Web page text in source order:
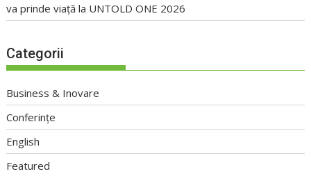
va prinde viață la UNTOLD ONE 2026
Categorii
Business & Inovare
Conferințe
English
Featured